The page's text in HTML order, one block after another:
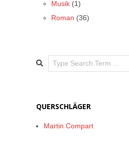
Musik (1)
Roman (36)
Search
QUERSCHLÄGER
Martin Compart